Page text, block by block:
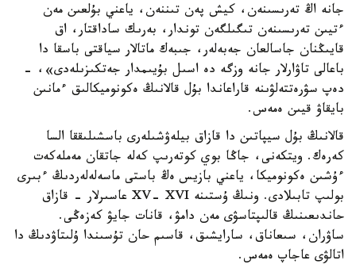
جانە اڭ تەرىسىنەن، كيش پەن تىننەن، ياعني بۇلعىن مەن
ءتيىن تەرىسىنەن تىگىلگەن توندار، بەرىك ساداقتار، اق
قايىڭنان جاسالعان جەبەلەر، جىبەك ماتالار سياقتى باسقا دا
باعالى تاۋارلار جانە وزگە دە اسىل بۇيىمدار جەتكىزىلەدى»، -
دەپ سۋرەتتەلۋىنە قاراعاندا بۇل قالانىڭ ەكونوميكالىق ءمانىن
بايقاۋ قيىن ەمەس.
قالانىڭ بۇل سيپاتىن دا قازاق بيلەۋشىلەرى باسشىلىققا السا
كەرەك. ويتكەنى، جاڭا بوي كوتەرىپ كەلە جاتقان مەملەكەت
ءۇشىن ەكونوميكا، ياعني بازيس ەڭ باستى ماسەلەلەردىڭ ءبىرى
بولىپ تابىلادى. ونىڭ ۇستىنە XV- XVI عاسىرلار - قازاق
حاندىعىنىڭ قالىپتاسۋى مەن دامۋ، قانات جايۋ كەزەڭى.
ساۋران، سىعاناق، سارايشىق، قاسىم حان تۇسىندا ۇلىتاۋدىڭ دا
اتالۋى عاجاپ ەمەس.